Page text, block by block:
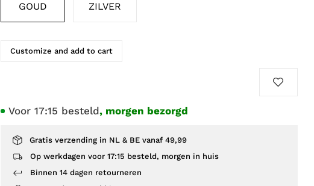
GOUD ZILVER
Gratis verzending in NL & BE vanaf 49,99
Op werkdagen voor 17:15 besteld, morgen in huis
Binnen 14 dagen retourneren
Customize and add to cart
Voor 17:15 besteld, morgen bezorgd